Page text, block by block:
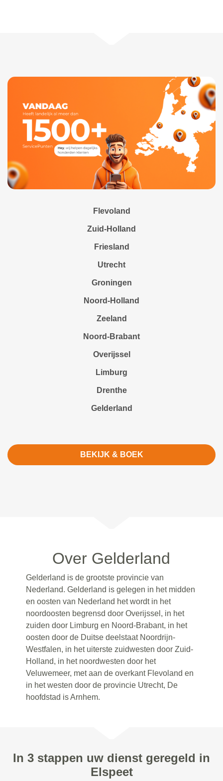
Flevoland
Zuid-Holland
Friesland
Utrecht
Groningen
Noord-Holland
Zeeland
Noord-Brabant
Overijssel
Limburg
Drenthe
Gelderland
BEKIJK & BOEK
Over Gelderland
Gelderland is de grootste provincie van
Nederland. Gelderland is gelegen in het midden
en oosten van Nederland het wordt in het
noordoosten begrensd door Overijssel, in het
zuiden door Limburg en Noord-Brabant, in het
oosten door de Duitse deelstaat Noordrijn-
Westfalen, in het uiterste zuidwesten door Zuid-
Holland, in het noordwesten door het
Veluwemeer, met aan de overkant Flevoland en
in het westen door de provincie Utrecht, De
hoofdstad is Arnhem.
In 3 stappen uw dienst geregeld in
Elspeet